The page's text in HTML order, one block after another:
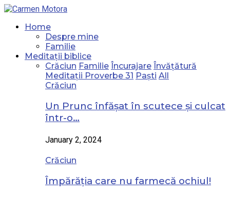
Home
Despre mine
Familie
Meditații biblice
Crăciun Familie Încurajare Învățătură
Meditații Proverbe 31 Paști All
Crăciun
Un Prunc înfășat în scutece și culcat
într-o…
January 2, 2024
Crăciun
Împărăția care nu farmecă ochiul!